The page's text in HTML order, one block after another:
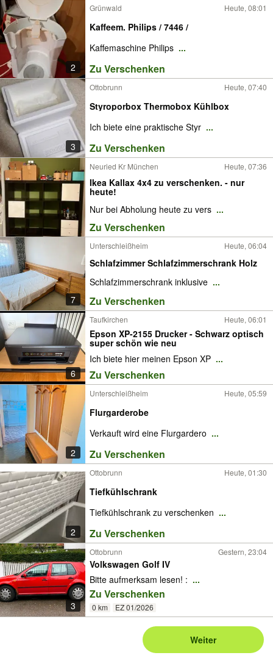
2
Grünwald Heute, 08:01
Kaffeem. Philips / 7446 /
Kaffemaschine Philips ...
Zu Verschenken
3
Ottobrunn Heute, 07:40
Styroporbox Thermobox Kühlbox
Ich biete eine praktische Styr ...
Zu Verschenken
Neuried Kr München Heute, 07:36
Ikea Kallax 4x4 zu verschenken. - nur
heute!
Nur bei Abholung heute zu vers ...
Zu Verschenken
7
Unterschleißheim Heute, 06:04
Schlafzimmer Schlafzimmerschrank Holz
Schlafzimmerschrank inklusive ...
Zu Verschenken
6
Taufkirchen Heute, 06:01
Epson XP-2155 Drucker - Schwarz optisch
super schön wie neu
Ich biete hier meinen Epson XP ...
Zu Verschenken
2
Unterschleißheim Heute, 05:59
Flurgarderobe
Verkauft wird eine Flurgardero ...
Zu Verschenken
2
Ottobrunn Heute, 01:30
Tiefkühlschrank
Tiefkühlschrank zu verschenken ...
Zu Verschenken
3
Ottobrunn Gestern, 23:04
Volkswagen Golf IV
Bitte aufmerksam lesen! : ...
Zu Verschenken
0 km EZ 01/2026
Weiter